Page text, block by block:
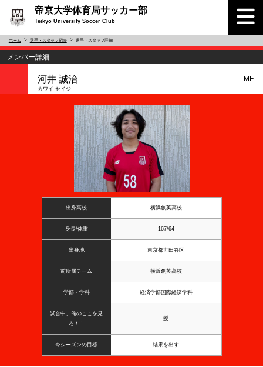
帝京大学体育局サッカー部
Teikyo University Soccer Club
ホーム 選手・スタッフ紹介 選手・スタッフ詳細
メンバー詳細
河井 誠治
カワイ セイジ
MF
出身高校 横浜創英高校
身長/体重 167/64
出身地 東京都世田谷区
前所属チーム 横浜創英高校
学部・学科 経済学部国際経済学科
試合中、俺のここを見
ろ！！
髪
今シーズンの目標 結果を出す